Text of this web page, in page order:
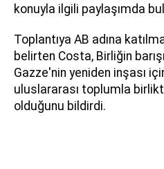
konuyla ilgili paylaşımda
Toplantıya AB adına
belirten Costa, Birliğin
Gazze'nin yeniden inşası
uluslararası toplumla
olduğunu bildirdi.